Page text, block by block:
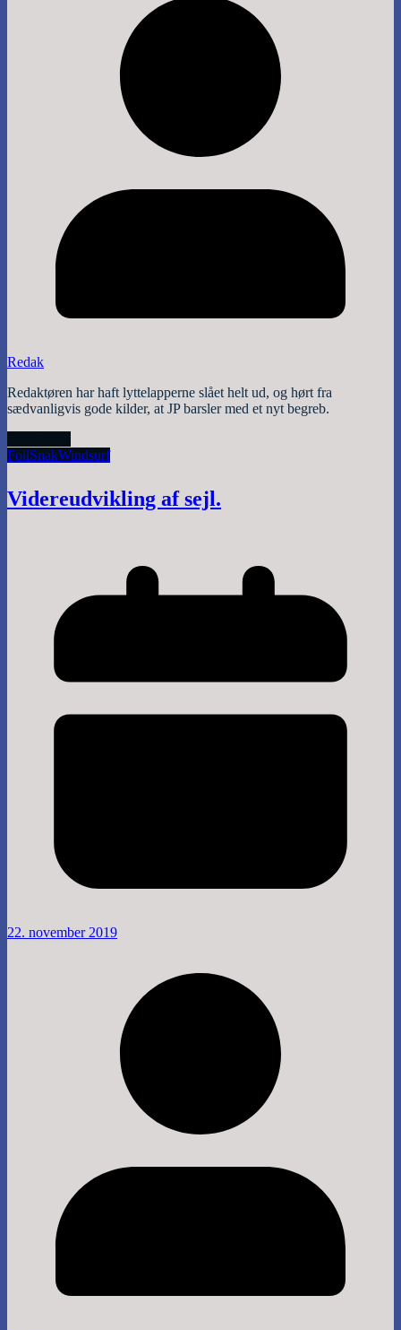
Redak
Redaktøren har haft lyttelapperne slået helt ud, og hørt fra
sædvanligvis gode kilder, at JP barsler med et nyt begreb.
FoilSnakWindsurf
Videreudvikling af sejl.
22. november 2019